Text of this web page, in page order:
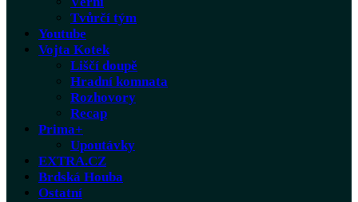
Tvůrčí tým
Youtube
Vojta Kotek
Liščí doupě
Hradní komnata
Rozhovory
Recap
Prima+
Upoutávky
EXTRA.CZ
Brdská Houba
Ostatní